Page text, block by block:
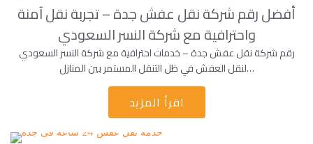
أفضل رقم شركة نقل عفش جدة – تجربة نقل آمنة
واحترافية مع شركة النسر السعودي
رقم شركة نقل عفش جدة – خدمات احترافية مع شركة النسر السعودي
لنقل العفش في ظل التنقل المستمر بين المنازل…
اقرأ المزيد